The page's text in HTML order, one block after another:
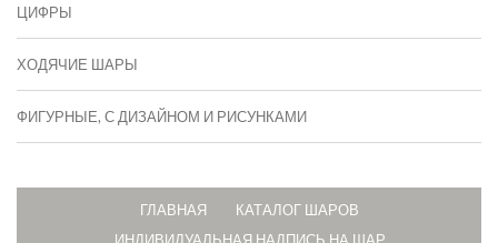
ЦИФРЫ
ХОДЯЧИЕ ШАРЫ
ФИГУРНЫЕ, С ДИЗАЙНОМ И РИСУНКАМИ
ГЛАВНАЯ
КАТАЛОГ ШАРОВ